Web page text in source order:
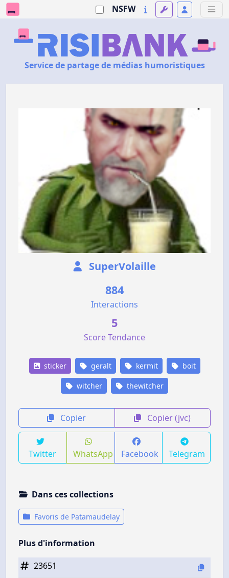
NSFW
Service de partage de médias humoristiques
SuperVolaille
884
Interactions
5
Score Tendance
sticker geralt kermit boit
witcher thewitcher
Copier Copier (jvc)
Twitter WhatsApp Facebook Telegram
Dans ces collections
Favoris de Patamaudelay
Plus d'information
23651